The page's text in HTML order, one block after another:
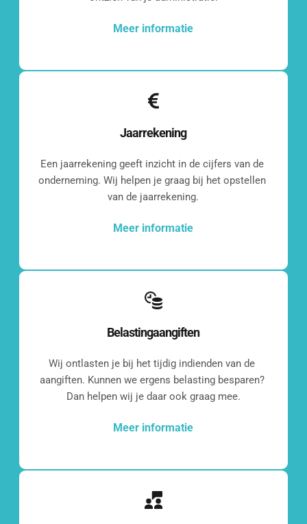
Meer informatie
Jaarrekening
Een jaarrekening geeft inzicht in de cijfers van de
onderneming. Wij helpen je graag bij het opstellen
van de jaarrekening.
Meer informatie
Belastingaangiften
Wij ontlasten je bij het tijdig indienden van de
aangiften. Kunnen we ergens belasting besparen?
Dan helpen wij je daar ook graag mee.
Meer informatie